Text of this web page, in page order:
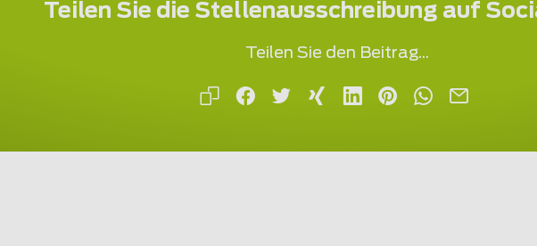
Teilen Sie die Stellenausschreibung auf
Teilen Sie den Beitrag...